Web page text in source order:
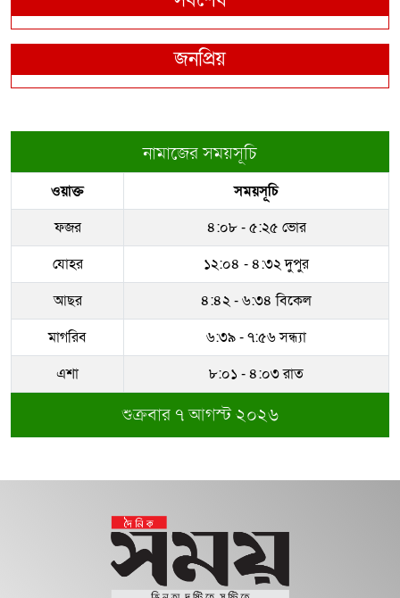
জনপ্রিয়
নামাজের সময়সূচি
ওয়াক্ত
সময়সূচি
ফজর
৪:০৮ - ৫:২৫ ভোর
যোহর
১২:০৪ - ৪:৩২ দুপুর
আছর
৪:৪২ - ৬:৩৪ বিকেল
মাগরিব
৬:৩৯ - ৭:৫৬ সন্ধ্যা
এশা
৮:০১ - ৪:০৩ রাত
শুক্রবার ৭ আগস্ট ২০২৬